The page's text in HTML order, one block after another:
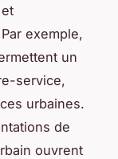
exemple,
un
service,
urbaines.
de
ouvrent